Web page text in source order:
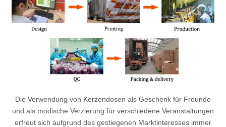
Die Verwendung von Kerzendosen als Geschenk für Freunde
und als modische Verzierung für verschiedene Veranstaltungen
erfreut sich aufgrund des gestiegenen Marktinteresses immer